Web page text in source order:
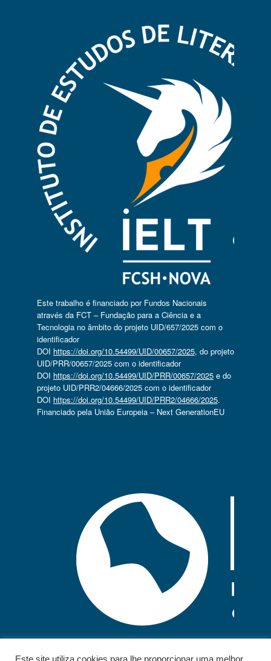
Este trabalho é financiado por Fundos Nacionais
através da FCT – Fundação para a Ciência e a
Tecnologia no âmbito do projeto UID/657/2025 com o
identificador
DOI https://doi.org/10.54499/UID/00657/2025, do projeto
UID/PRR/00657/2025 com o identificador
DOI https://doi.org/10.54499/UID/PRR/00657/2025e do
projeto UID/PRR2/04666/2025 com o identificador
DOI https://doi.org/10.54499/UID/PRR2/04666/2025.
Financiado pela União Europeia – Next GenerationEU